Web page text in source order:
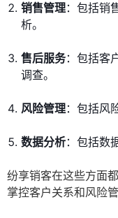
销售管理：包括销
析。
售后服务：包括客
调查。
风险管理：包括风
数据分析：包括数
纷享销客在这些方面
掌控客户关系和风险管